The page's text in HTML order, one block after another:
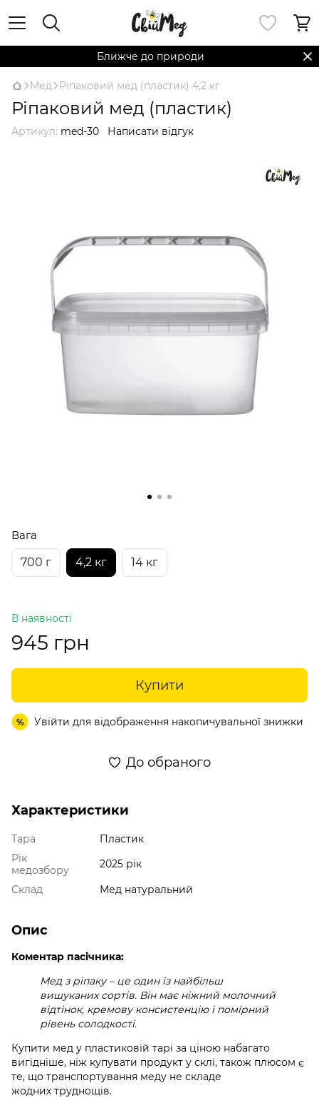
Ближче до природи
Мед Ріпаковий мед (пластик) 4,2 кг
Ріпаковий мед (пластик)
Артикул: med-30 Написати відгук
Вага
700 г
4,2 кг 14 кг
В наявності
945 грн
Купити
% Увійти для відображення накопичувальної знижки
До обраного
Характеристики
Тара
Пластик
Рік
медозбору
2025 рік
Склад
Мед натуральний
Опис
Коментар пасічника:
Мед з ріпаку – це один із найбільш
вишуканих сортів. Він має ніжний молочний
відтінок, кремову консистенцію і помірний
рівень солодкості.
Купити мед у пластиковій тарі за ціною набагато
вигідніше, ніж купувати продукт у склі, також плюсом є
те, що транспортування меду не складе
жодних труднощів.